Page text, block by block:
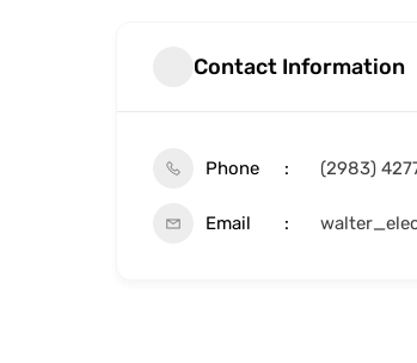
Contact Information
Phone (2983)
Email